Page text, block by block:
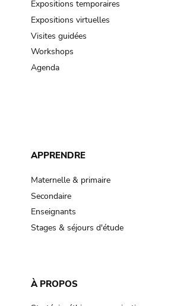
Expositions temporaires
Expositions virtuelles
Visites guidées
Workshops
Agenda
APPRENDRE
Maternelle & primaire
Secondaire
Enseignants
Stages & séjours d'étude
À PROPOS